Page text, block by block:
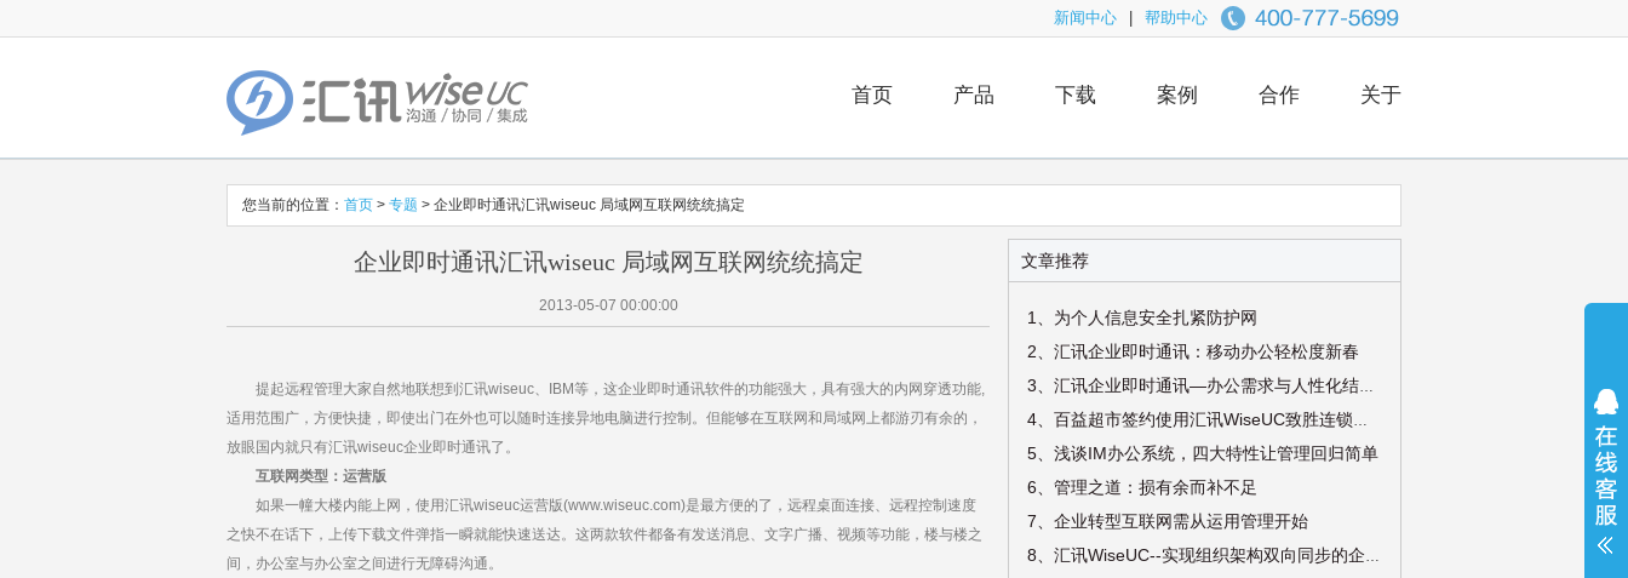
新闻中心 帮助中心
首页 产品 下载 案例 合作 关于
您当前的位置： 首页 > 专题 > 企业即时通讯汇讯wiseuc 局域网互联网统统搞定
企业即时通讯汇讯wiseuc 局域网互联网统统搞定
2013-05-07 00:00:00
提起远程管理大家自然地联想到汇讯wiseuc、IBM等，这企业即时通讯软件的功能强大，具有强大的内网穿透功能,
适用范围广，方便快捷，即使出门在外也可以随时连接异地电脑进行控制。但能够在互联网和局域网上都游刃有余的，
放眼国内就只有汇讯wiseuc企业即时通讯了。
互联网类型：运营版
如果一幢大楼内能上网，使用汇讯wiseuc运营版(www.wiseuc.com)是最方便的了，远程桌面连接、远程控制速度
之快不在话下，上传下载文件弹指一瞬就能快速送达。这两款软件都备有发送消息、文字广播、视频等功能，楼与楼之
间，办公室与办公室之间进行无障碍沟通。
文章推荐
1、为个人信息安全扎紧防护网
2、汇讯企业即时通讯：移动办公轻松度新春
3、汇讯企业即时通讯—办公需求与人性化结合的典范
4、百益超市签约使用汇讯WiseUC致胜连锁零售行业
5、浅谈IM办公系统，四大特性让管理回归简单
6、管理之道：损有余而补不足
7、企业转型互联网需从运用管理开始
8、汇讯WiseUC--实现组织架构双向同步的企业即时通讯